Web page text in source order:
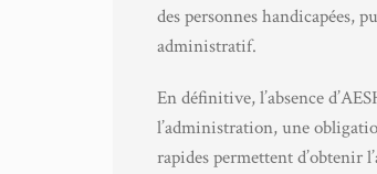
des personnes handicapées,
administratif.
En définitive, l’absence
l’administration, une
rapides permettent d’obtenir